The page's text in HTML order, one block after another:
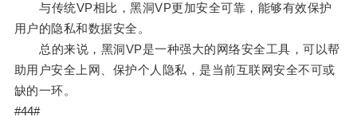
与传统VP相比，黑洞VP更加安全可靠，能够有效保护
用户的隐私和数据安全。
总的来说，黑洞VP是一种强大的网络安全工具，可以帮
助用户安全上网、保护个人隐私，是当前互联网安全不可或
缺的一环。
#44#